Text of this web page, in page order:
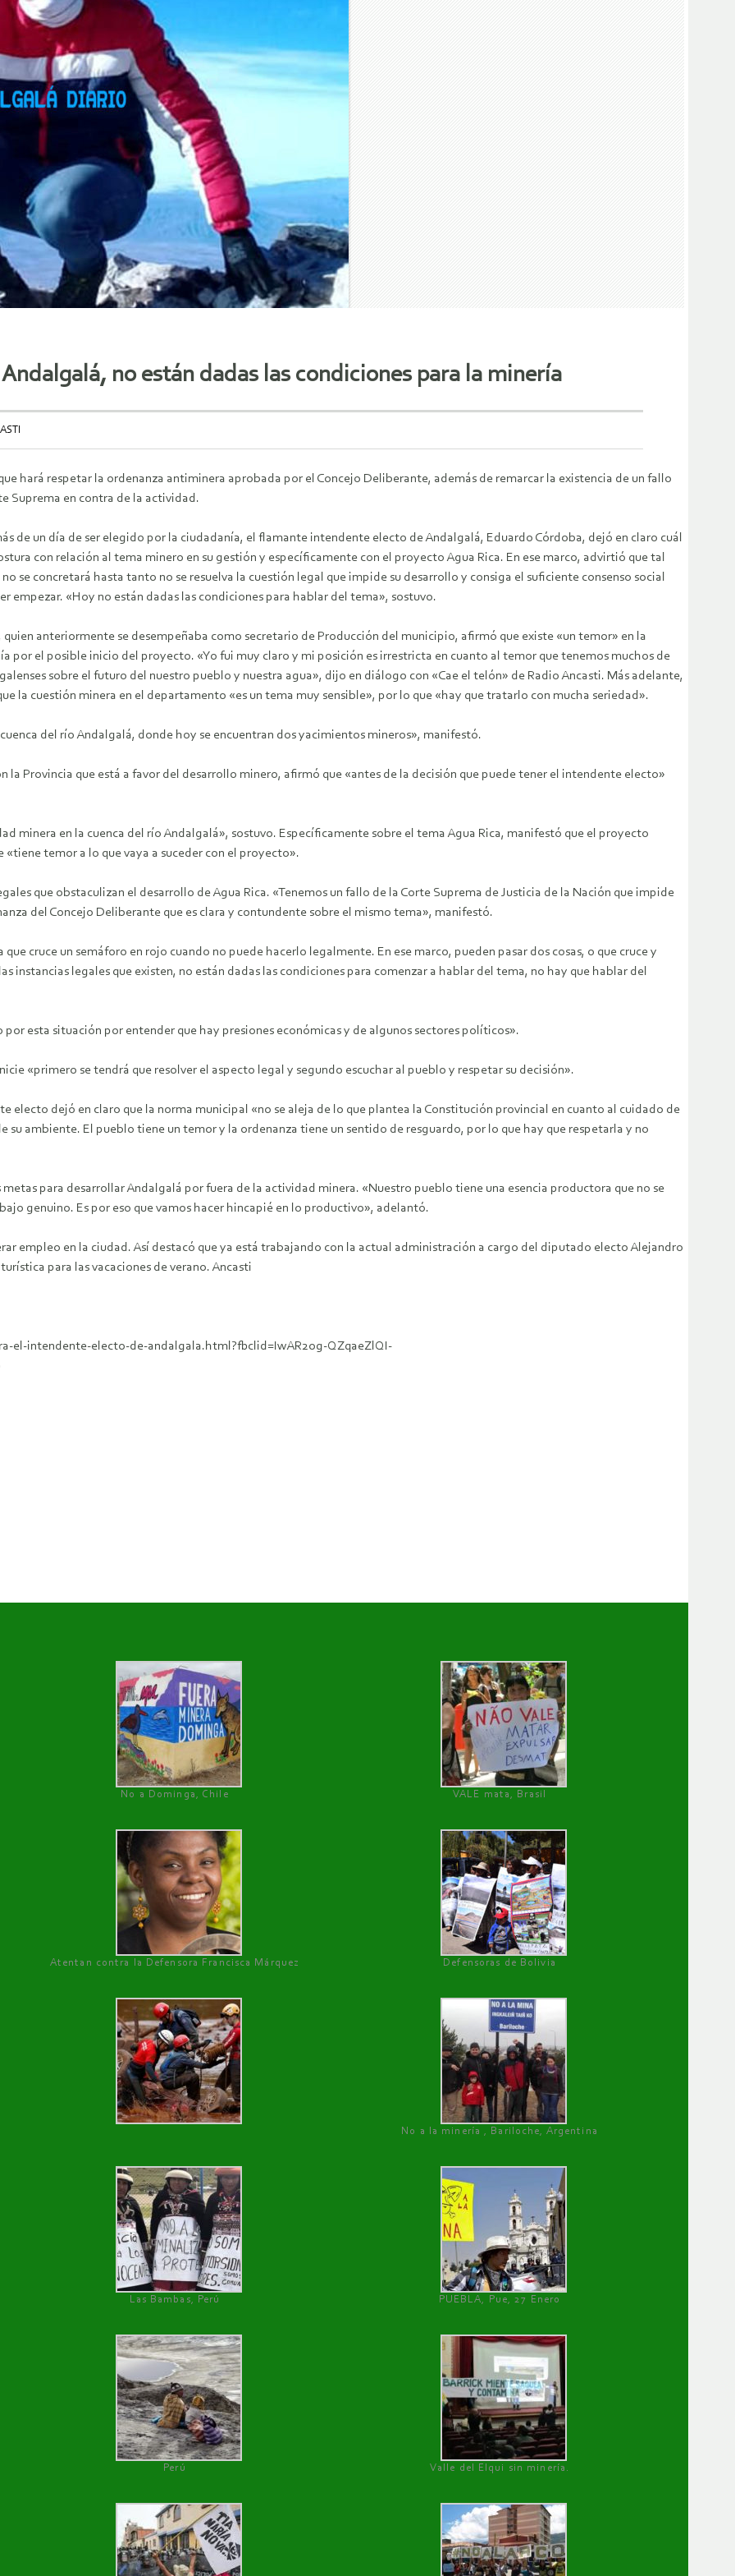
no están dadas las condiciones para la minería
hará respetar la ordenanza antiminera aprobada por el Concejo Deliberante, además de remarcar la existencia de un fallo
Suprema en contra de la actividad.
de un día de ser elegido por la ciudadanía, el flamante intendente electo de Andalgalá, Eduardo Córdoba, dejó en claro cuál
con relación al tema minero en su gestión y específicamente con el proyecto Agua Rica. En ese marco, advirtió que tal
se concretará hasta tanto no se resuelva la cuestión legal que impide su desarrollo y consiga el suficiente consenso social
empezar. «Hoy no están dadas las condiciones para hablar del tema», sostuvo.
quien anteriormente se desempeñaba como secretario de Producción del municipio, afirmó que existe «un temor» en la
por el posible inicio del proyecto. «Yo fui muy claro y mi posición es irrestricta en cuanto al temor que tenemos muchos de
sobre el futuro del nuestro pueblo y nuestra agua», dijo en diálogo con «Cae el telón» de Radio Ancasti. Más adelante,
la cuestión minera en el departamento «es un tema muy sensible», por lo que «hay que tratarlo con mucha seriedad».
del río Andalgalá, donde hoy se encuentran dos yacimientos mineros», manifestó.
la Provincia que está a favor del desarrollo minero, afirmó que «antes de la decisión que puede tener el intendente electo»
minera en la cuenca del río Andalgalá», sostuvo. Específicamente sobre el tema Agua Rica, manifestó que el proyecto
temor a lo que vaya a suceder con el proyecto».
que obstaculizan el desarrollo de Agua Rica. «Tenemos un fallo de la Corte Suprema de Justicia de la Nación que impide
del Concejo Deliberante que es clara y contundente sobre el mismo tema», manifestó.
cruce un semáforo en rojo cuando no puede hacerlo legalmente. En ese marco, pueden pasar dos cosas, o que cruce y
instancias legales que existen, no están dadas las condiciones para comenzar a hablar del tema, no hay que hablar del
esta situación por entender que hay presiones económicas y de algunos sectores políticos».
«primero se tendrá que resolver el aspecto legal y segundo escuchar al pueblo y respetar su decisión».
electo dejó en claro que la norma municipal «no se aleja de lo que plantea la Constitución provincial en cuanto al cuidado de
su ambiente. El pueblo tiene un temor y la ordenanza tiene un sentido de resguardo, por lo que hay que respetarla y no
para desarrollar Andalgalá por fuera de la actividad minera. «Nuestro pueblo tiene una esencia productora que no se
genuino. Es por eso que vamos hacer hincapié en lo productivo», adelantó.
empleo en la ciudad. Así destacó que ya está trabajando con la actual administración a cargo del diputado electo Alejandro
para las vacaciones de verano. Ancasti
el-intendente-electo-de-andalgala.html?fbclid=IwAR2og-QZqaeZlQI-
No a Dominga, Chile
VALE mata, Brasil
Atentan contra la Defensora Francisca Márquez Defensoras de Bolivia
No a la minería , Bariloche, Argentina
Las Bambas, Perú PUEBLA, Pue, 27 Enero
Perú Valle del Elqui sin minería.